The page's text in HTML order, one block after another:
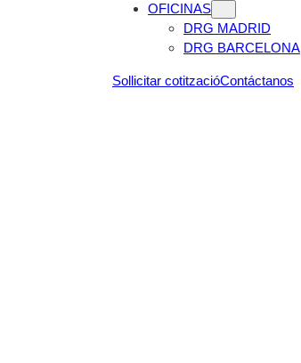
OFICINAS
DRG MADRID
DRG BARCELONA
Sollicitar cotitzacióContáctanos